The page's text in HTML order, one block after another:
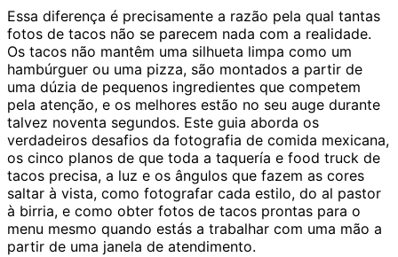
Essa diferença é precisamente a razão pela qual tantas
fotos de tacos não se parecem nada com a realidade.
Os tacos não mantêm uma silhueta limpa como um
hambúrguer ou uma pizza, são montados a partir de
uma dúzia de pequenos ingredientes que competem
pela atenção, e os melhores estão no seu auge durante
talvez noventa segundos. Este guia aborda os
verdadeiros desafios da fotografia de comida mexicana,
os cinco planos de que toda a taquería e food truck de
tacos precisa, a luz e os ângulos que fazem as cores
saltar à vista, como fotografar cada estilo, do al pastor
à birria, e como obter fotos de tacos prontas para o
menu mesmo quando estás a trabalhar com uma mão a
partir de uma janela de atendimento.